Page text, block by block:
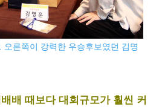
른쪽이 강력한 우승후보였던 김명
배 때보다 대회규모가 훨씬 커